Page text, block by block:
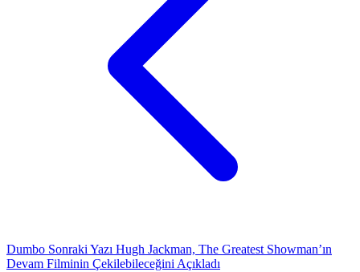
Dumbo Sonraki Yazı Hugh Jackman, The Greatest Showman’ın
Devam Filminin Çekilebileceğini Açıkladı